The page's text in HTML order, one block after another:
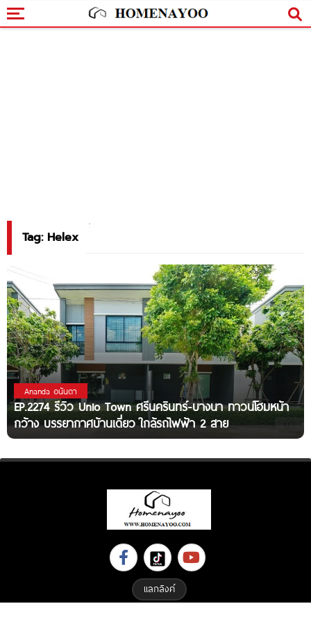
Tag: Helex
Ananda อนันดา
EP.2274 รีวิว Unio Town ศรีนครินทร์-บางนา ทาวน์โฮมหน้า
กว้าง บรรยากาศบ้านเดี่ยว ใกล้รถไฟฟ้า 2 สาย
แลกลิงค์